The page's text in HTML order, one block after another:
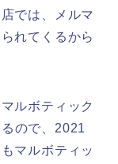
では、メルマ
れてくるから
ルボティック
ので、2021
マルボティッ